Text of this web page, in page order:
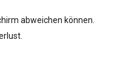
abweichen können.